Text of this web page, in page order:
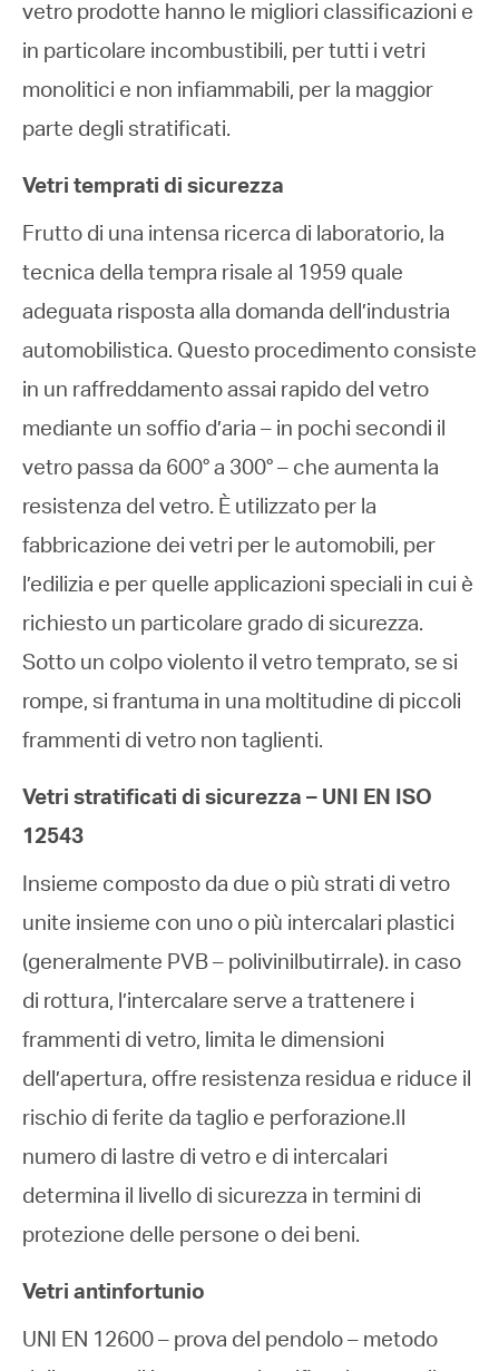
vetro prodotte hanno le migliori classificazioni e
in particolare incombustibili, per tutti i vetri
monolitici e non infiammabili, per la maggior
parte degli stratificati.
Vetri temprati di sicurezza
Frutto di una intensa ricerca di laboratorio, la
tecnica della tempra risale al 1959 quale
adeguata risposta alla domanda dell’industria
automobilistica. Questo procedimento consiste
in un raffreddamento assai rapido del vetro
mediante un soffio d’aria – in pochi secondi il
vetro passa da 600° a 300° – che aumenta la
resistenza del vetro. È utilizzato per la
fabbricazione dei vetri per le automobili, per
l’edilizia e per quelle applicazioni speciali in cui è
richiesto un particolare grado di sicurezza.
Sotto un colpo violento il vetro temprato, se si
rompe, si frantuma in una moltitudine di piccoli
frammenti di vetro non taglienti.
Vetri stratificati di sicurezza – UNI EN ISO
12543
Insieme composto da due o più strati di vetro
unite insieme con uno o più intercalari plastici
(generalmente PVB – polivinilbutirrale). in caso
di rottura, l’intercalare serve a trattenere i
frammenti di vetro, limita le dimensioni
dell’apertura, offre resistenza residua e riduce il
rischio di ferite da taglio e perforazione.Il
numero di lastre di vetro e di intercalari
determina il livello di sicurezza in termini di
protezione delle persone o dei beni.
Vetri antinfortunio
UNI EN 12600 – prova del pendolo – metodo